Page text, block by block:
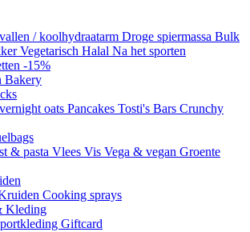
/ koolhydraatarm Droge spiermassa Bulk
Vegetarisch Halal Na het sporten
-15%
Bakery
oats Pancakes Tosti's Bars Crunchy
& pasta Vlees Vis Vega & vegan Groente
Cooking sprays
Kleding
Giftcard